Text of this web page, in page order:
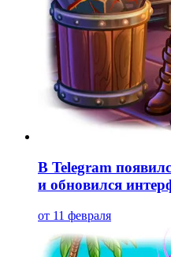
В Telegram
и обновился
от 11 февраля